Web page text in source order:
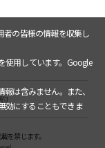
を禁じます。
者の皆様の情報を収集し
使用しています。Google
は含みません。また、
効にすることもできま